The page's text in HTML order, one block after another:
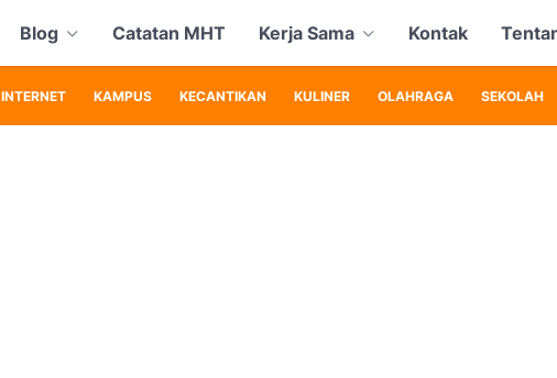
Blog Catatan MHT Kerja Sama Kontak
INTERNET KAMPUS KECANTIKAN KULINER OLAHRAGA SEKOLAH